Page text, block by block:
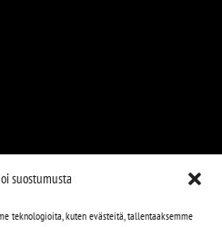
suostumusta
teknologioita, kuten evästeitä, tallentaaksemme